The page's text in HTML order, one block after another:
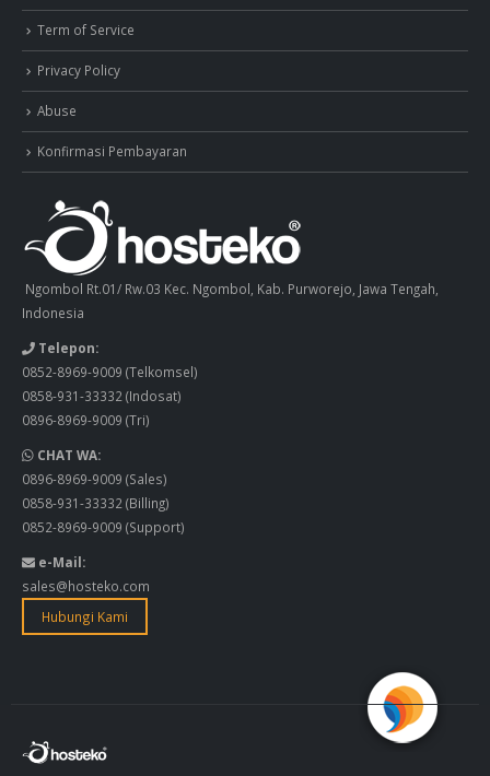
Term of Service
Privacy Policy
Abuse
Konfirmasi Pembayaran
Ngombol Rt.01/ Rw.03 Kec. Ngombol, Kab. Purworejo, Jawa Tengah,
Indonesia
Telepon:
0852-8969-9009 (Telkomsel)
0858-931-33332 (Indosat)
0896-8969-9009 (Tri)
CHAT WA:
0896-8969-9009 (Sales)
0858-931-33332 (Billing)
0852-8969-9009 (Support)
e-Mail:
sales@hosteko.com
Hubungi Kami